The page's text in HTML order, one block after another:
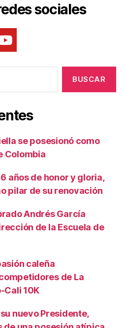
sociales
se posesionó como
Colombia
años de honor y gloria,
pilar de su renovación
Andrés García
de la Escuela de
caleña
de La
Cali 10K
nuevo Presidente,